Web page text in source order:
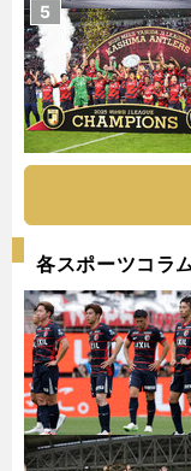
5
各スポーツコラ